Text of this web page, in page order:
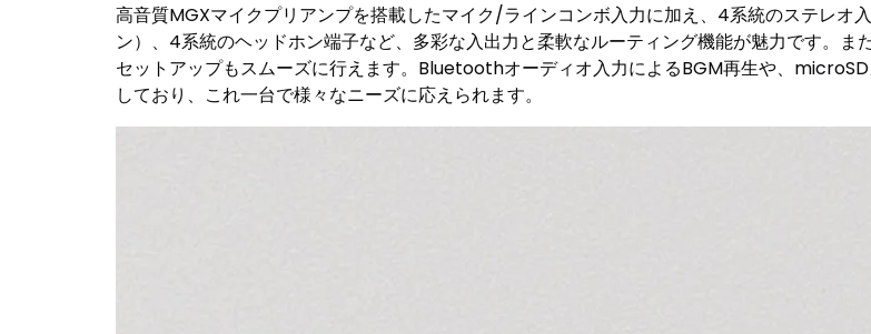
高音質MGXマイクプリアンプを搭載したマイク/ラインコンボ入力に加え、4系統のステレオ
ン）、4系統のヘッドホン端子など、多彩な入出力と柔軟なルーティング機能が魅力です。
セットアップもスムーズに行えます。Bluetoothオーディオ入力によるBGM再生や、
しており、これ一台で様々なニーズに応えられます。